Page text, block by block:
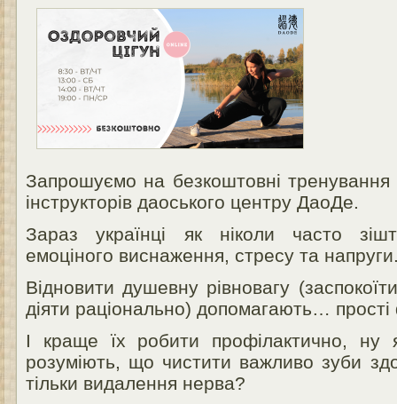
Запрошуємо на безкоштовні тренування
інструкторів даоського центру ДаоДе.
Зараз українці як ніколи часто
емоціного виснаження, стресу та
Відновити душевну рівновагу
діяти раціонально) допомагають… прості
І краще їх робити профілактично, ну
розуміють, що чистити важливо зуби
тільки видалення нерва?